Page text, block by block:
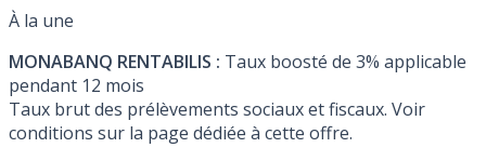
À la une
MONABANQ RENTABILIS : Taux boosté de 3% applicable
pendant 12 mois
Taux brut des prélèvements sociaux et fiscaux. Voir
conditions sur la page dédiée à cette offre.